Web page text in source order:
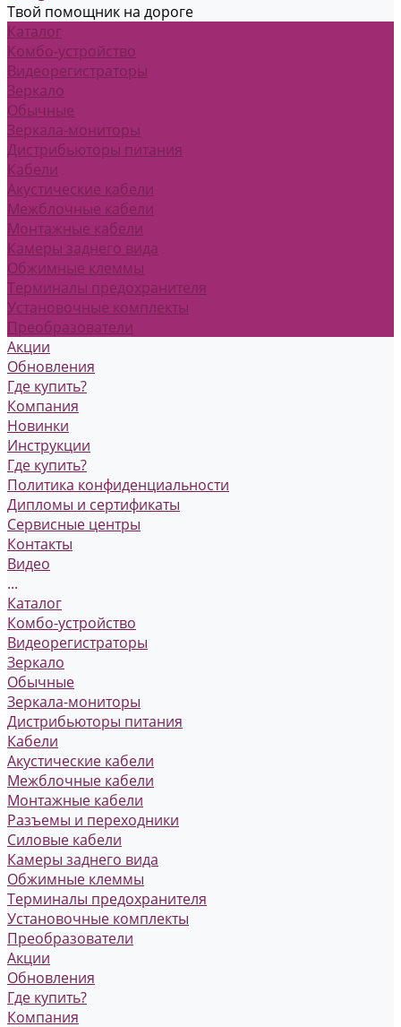
Твой помощник на дороге
Каталог
Комбо-устройство
Видеорегистраторы
Зеркало
Обычные
Зеркала-мониторы
Дистрибьюторы питания
Кабели
Акустические кабели
Межблочные кабели
Монтажные кабели
Камеры заднего вида
Обжимные клеммы
Терминалы предохранителя
Установочные комплекты
Преобразователи
Акции
Обновления
Где купить?
Компания
Новинки
Инструкции
Где купить?
Политика конфиденциальности
Дипломы и сертификаты
Сервисные центры
Контакты
Видео
...
Каталог
Комбо-устройство
Видеорегистраторы
Зеркало
Обычные
Зеркала-мониторы
Дистрибьюторы питания
Кабели
Акустические кабели
Межблочные кабели
Монтажные кабели
Разъемы и переходники
Силовые кабели
Камеры заднего вида
Обжимные клеммы
Терминалы предохранителя
Установочные комплекты
Преобразователи
Акции
Обновления
Где купить?
Компания